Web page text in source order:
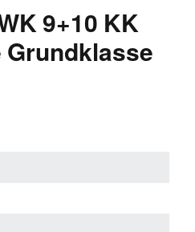
9+10 KK